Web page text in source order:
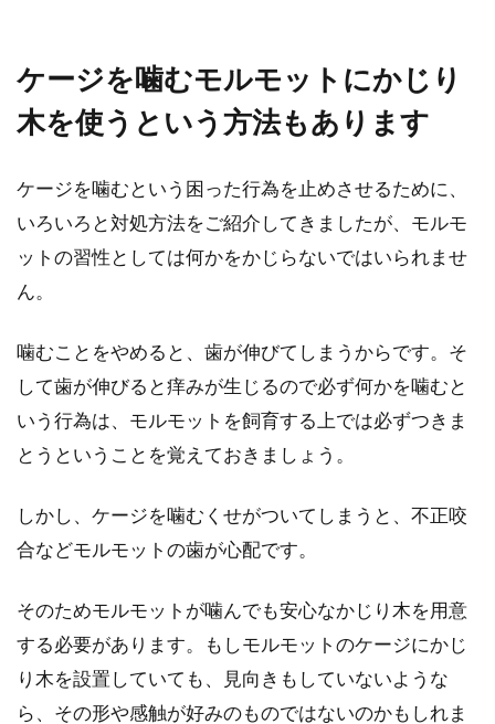
ケージを噛むモルモットにかじり
木を使うという方法もあります
ケージを噛むという困った行為を止めさせるために、
いろいろと対処方法をご紹介してきましたが、モルモ
ットの習性としては何かをかじらないではいられませ
ん。
噛むことをやめると、歯が伸びてしまうからです。そ
して歯が伸びると痒みが生じるので必ず何かを噛むと
いう行為は、モルモットを飼育する上では必ずつきま
とうということを覚えておきましょう。
しかし、ケージを噛むくせがついてしまうと、不正咬
合などモルモットの歯が心配です。
そのためモルモットが噛んでも安心なかじり木を用意
する必要があります。もしモルモットのケージにかじ
り木を設置していても、見向きもしていないような
ら、その形や感触が好みのものではないのかもしれま